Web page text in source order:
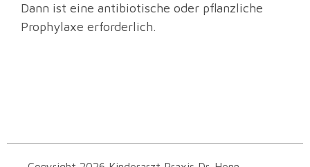
Dann ist eine antibiotische oder pflanzliche
Prophylaxe erforderlich.